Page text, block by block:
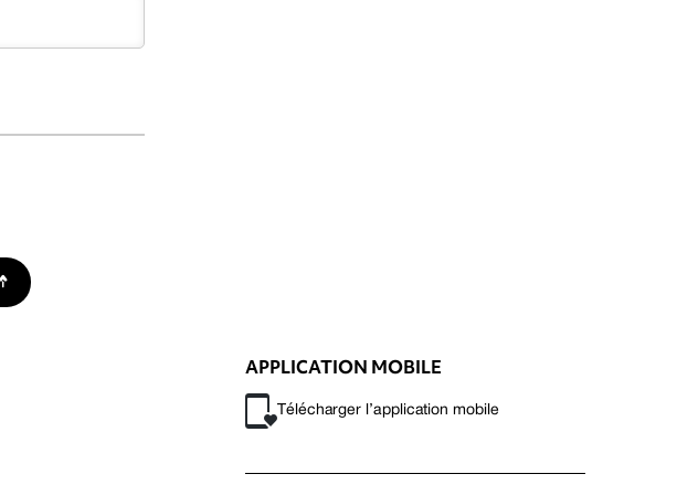
APPLICATION MOBILE
Télécharger l’application mobile